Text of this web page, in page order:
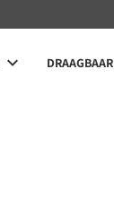
DRAAGBAAR